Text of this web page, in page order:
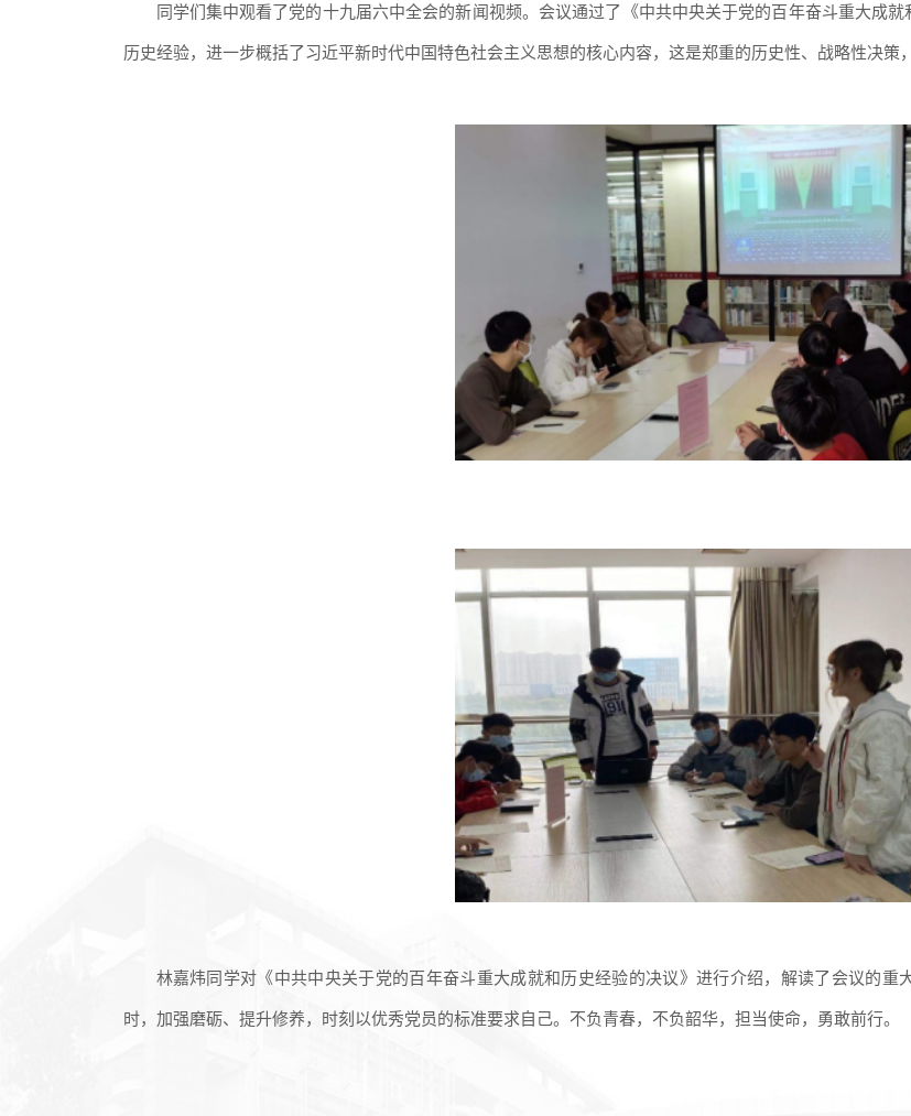
同学们集中观看了党的十九届六中全会的新闻视频。会议通过了《中共中央关于党的百年奋斗重大成
历史经验，进一步概括了习近平新时代中国特色社会主义思想的核心内容，这是郑重的历史性、战略性决策
林嘉炜同学对《中共中央关于党的百年奋斗重大成就和历史经验的决议》进行介绍，解读了会议的重
时，加强磨砺、提升修养，时刻以优秀党员的标准要求自己。不负青春，不负韶华，担当使命，勇敢前行。